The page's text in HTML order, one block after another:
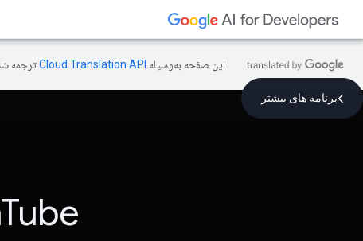
این صفحه به‌وسیله ترجمه
برنامه های بیشتر